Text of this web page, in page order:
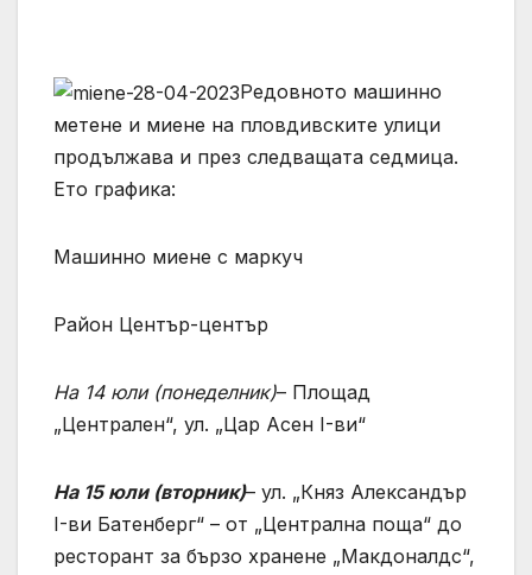
Редовното машинно
метене и миене на пловдивските улици
продължава и през следващата седмица.
Ето графика:
Машинно миене с маркуч
Район Център-център
На 14 юли (понеделник)– Площад
„Централен“, ул. „Цар Асен I-ви“
На 15 юли (вторник)– ул. „Княз Александър
I-ви Батенберг“ – от „Централна поща“ до
ресторант за бързо хранене „Макдоналдс“,